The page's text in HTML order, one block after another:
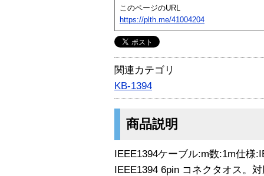
このページのURL
https://plth.me/41004204
関連カテゴリ
KB-1394
商品説明
IEEE1394ケーブル:m数:1m仕様
IEEE1394 6pin コネクタオス。